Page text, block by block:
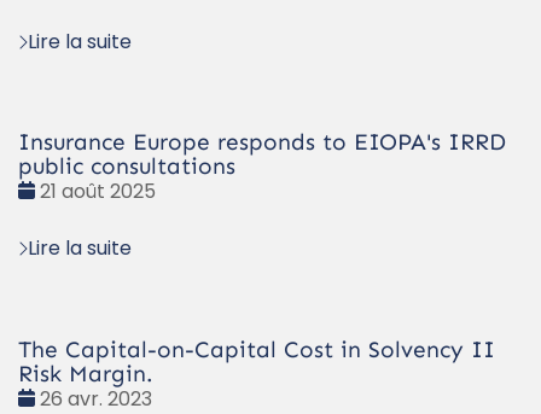
Lire la suite
Insurance Europe responds to EIOPA's IRRD
public consultations
Date
21 août 2025
Lire la suite
The Capital-on-Capital Cost in Solvency II
Risk Margin.
Date
26 avr. 2023